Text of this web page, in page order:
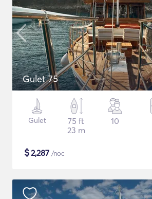
Gulet 75
Gulet
75 ft
23 m
10
$2,287 /noc